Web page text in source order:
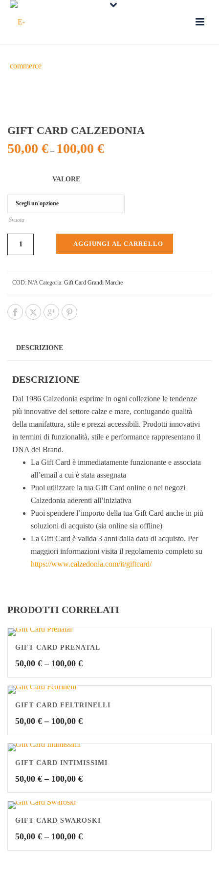
GIFT CARD CALZEDONIA
50,00 € – 100,00 €
VALORE
Svuota
AGGIUNGI AL CARRELLO
COD: N/A Categoria: Gift Card Grandi Marche
DESCRIZIONE
DESCRIZIONE
Dal 1986 Calzedonia esprime in ogni collezione le tendenze
più innovative del settore calze e mare, coniugando qualità
della manifattura, stile e prezzi accessibili. Prodotti innovativi
in termini di funzionalità, stile e performance rappresentano il
DNA del Brand.
La Gift Card è immediatamente funzionante e associata
all’email a cui è stata assegnata
Puoi utilizzare la tua Gift Card online o nei negozi
Calzedonia aderenti all’iniziativa
Puoi spendere l’importo della tua Gift Card anche in più
soluzioni di acquisto (sia online sia offline)
La Gift Card è valida 3 anni dalla data di acquisto. Per
maggiori informazioni visita il regolamento completo su
https://www.calzedonia.com/it/giftcard/
PRODOTTI CORRELATI
GIFT CARD PRENATAL
50,00 € – 100,00 €
GIFT CARD FELTRINELLI
50,00 € – 100,00 €
GIFT CARD INTIMISSIMI
50,00 € – 100,00 €
GIFT CARD SWAROSKI
50,00 € – 100,00 €